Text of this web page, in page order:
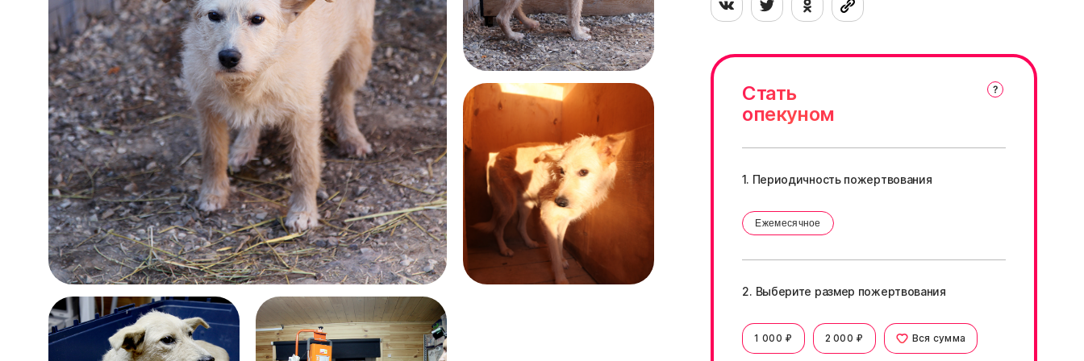
Стать
опекуном
1. Периодичность пожертвования
Ежемесячное
2. Выберите размер пожертвования
1 000 ₽ 2 000 ₽ Вся сумма